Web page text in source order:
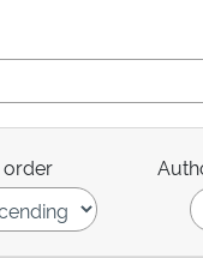
order